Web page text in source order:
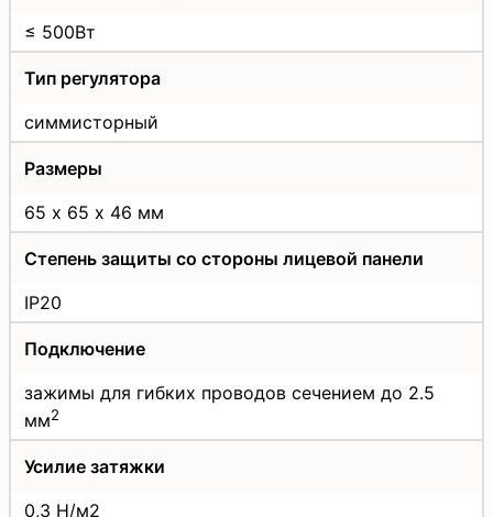
≤ 500Вт
Тип регулятора
симмисторный
Размеры
65 х 65 х 46 мм
Степень защиты со стороны лицевой панели
IP20
Подключение
зажимы для гибких проводов сечением до 2.5
мм2
Усилие затяжки
0,3 Н/м2